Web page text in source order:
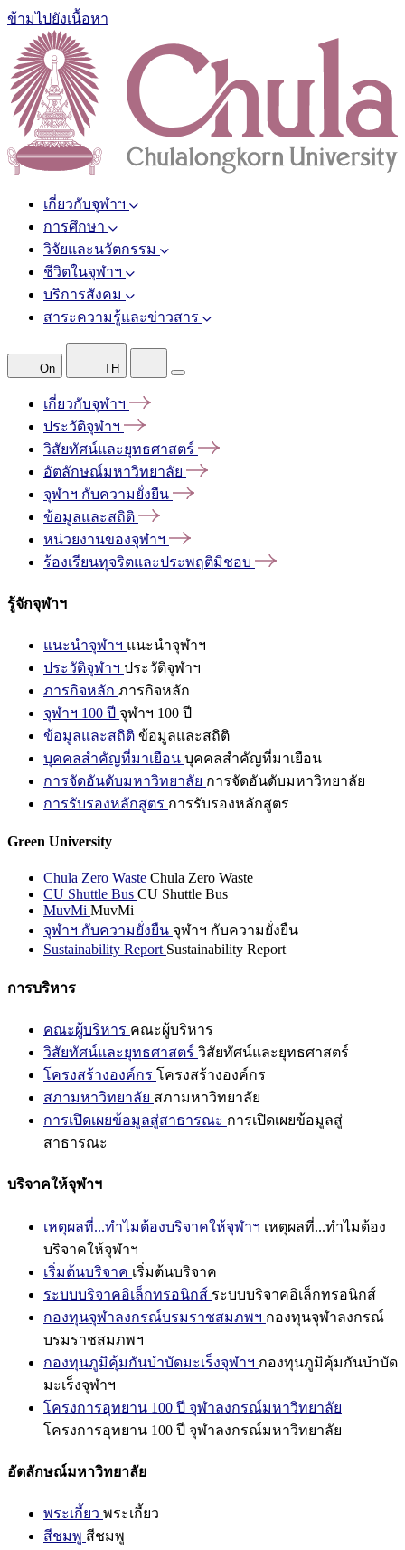
ข้ามไปยังเนื้อหา
เกี่ยวกับจุฬาฯ
การศึกษา
วิจัยและนวัตกรรม
ชีวิตในจุฬาฯ
บริการสังคม
สาระความรู้และข่าวสาร
On TH
เกี่ยวกับจุฬาฯ
ประวัติจุฬาฯ
วิสัยทัศน์และยุทธศาสตร์
อัตลักษณ์มหาวิทยาลัย
จุฬาฯ กับความยั่งยืน
ข้อมูลและสถิติ
หน่วยงานของจุฬาฯ
ร้องเรียนทุจริตและประพฤติมิชอบ
รู้จักจุฬาฯ
แนะนำจุฬาฯ แนะนำจุฬาฯ
ประวัติจุฬาฯ ประวัติจุฬาฯ
ภารกิจหลัก ภารกิจหลัก
จุฬาฯ 100 ปี จุฬาฯ 100 ปี
ข้อมูลและสถิติ ข้อมูลและสถิติ
บุคคลสำคัญที่มาเยือน บุคคลสำคัญที่มาเยือน
การจัดอันดับมหาวิทยาลัย การจัดอันดับมหาวิทยาลัย
การรับรองหลักสูตร การรับรองหลักสูตร
Green University
Chula Zero Waste Chula Zero Waste
CU Shuttle Bus CU Shuttle Bus
MuvMi MuvMi
จุฬาฯ กับความยั่งยืน จุฬาฯ กับความยั่งยืน
Sustainability Report Sustainability Report
การบริหาร
คณะผู้บริหาร คณะผู้บริหาร
วิสัยทัศน์และยุทธศาสตร์ วิสัยทัศน์และยุทธศาสตร์
โครงสร้างองค์กร โครงสร้างองค์กร
สภามหาวิทยาลัย สภามหาวิทยาลัย
การเปิดเผยข้อมูลสู่สาธารณะ การเปิดเผยข้อมูลสู่
สาธารณะ
บริจาคให้จุฬาฯ
เหตุผลที่...ทำไมต้องบริจาคให้จุฬาฯ เหตุผลที่...ทำไมต้อง
บริจาคให้จุฬาฯ
เริ่มต้นบริจาค เริ่มต้นบริจาค
ระบบบริจาคอิเล็กทรอนิกส์ ระบบบริจาคอิเล็กทรอนิกส์
กองทุนจุฬาลงกรณ์บรมราชสมภพฯ กองทุนจุฬาลงกรณ์
บรมราชสมภพฯ
กองทุนภูมิคุ้มกันบำบัดมะเร็งจุฬาฯ กองทุนภูมิคุ้มกันบำบัด
มะเร็งจุฬาฯ
โครงการอุทยาน 100 ปี จุฬาลงกรณ์มหาวิทยาลัย
โครงการอุทยาน 100 ปี จุฬาลงกรณ์มหาวิทยาลัย
อัตลักษณ์มหาวิทยาลัย
พระเกี้ยว พระเกี้ยว
สีชมพู สีชมพู